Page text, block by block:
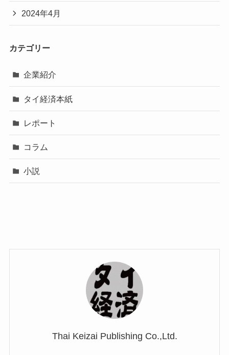
2024年4月
カテゴリー
企業紹介
タイ経済本紙
レポート
コラム
小説
Thai Keizai Publishing Co.,Ltd.